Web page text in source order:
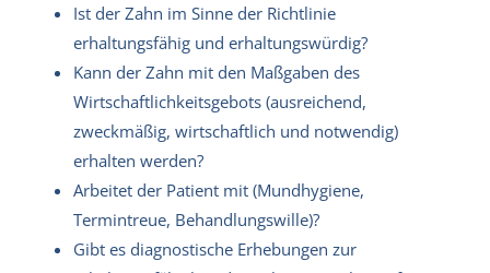
Ist der Zahn im Sinne der Richtlinie
erhaltungsfähig und erhaltungswürdig?
Kann der Zahn mit den Maßgaben des
Wirtschaftlichkeitsgebots (ausreichend,
zweckmäßig, wirtschaftlich und notwendig)
erhalten werden?
Arbeitet der Patient mit (Mundhygiene,
Termintreue, Behandlungswille)?
Gibt es diagnostische Erhebungen zur